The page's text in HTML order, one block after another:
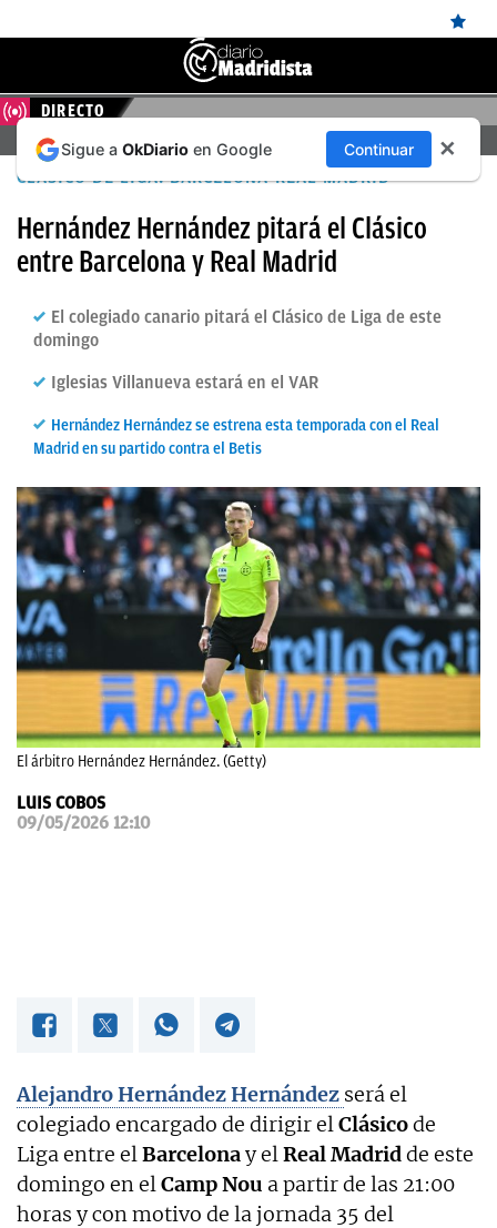
ÚLTIMAS
NOTICIAS
MADRID
BALONCESTO
CANTERA
FEMENINO
PAPARAZZI
OKDIARIO
DIRECTO
FERENCVAROS – REAL MADRID, EN DIRECTO HOY
CLÁSICO DE LIGA: BARCELONA-REAL MADRID
Hernández Hernández pitará el Clásico
entre Barcelona y Real Madrid
El colegiado canario pitará el Clásico de Liga de este
domingo
Iglesias Villanueva estará en el VAR
Hernández Hernández se estrena esta temporada con el Real
Madrid en su partido contra el Betis
El árbitro Hernández Hernández. (Getty)
LUIS COBOS
09/05/2026 12:10
Alejandro Hernández Hernández será el
colegiado encargado de dirigir elClásicode
Liga entre elBarcelonay elReal Madridde este
domingo en elCamp Nou a partir de las 21:00
horas y con motivo de la jornada 35 del
Sigue a OkDiario en Google Continuar ✕